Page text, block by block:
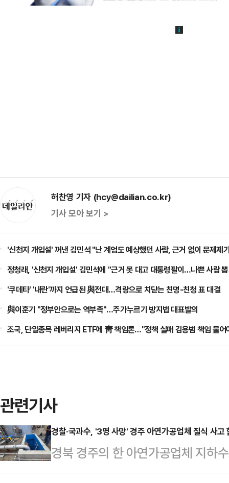
허찬영 기자 (hcy@dailian.co.kr)
기사 모아 보기 >
'신천지 개입설' 꺼낸 김민석 "난 계엄도 예상했던 사람, 근거 없이 문제제
정청래, '신천지 개입설' 김민석에 "근거 못 대고 대통령팔이…나쁜 사람
'쿠데타' '내란'까지 언급된 與전대…격랑으로 치닫는 친명-친청 표 대결
與이훈기 "정부안으로는 역부족"…주가누르기 방지법 대표발의
조국, 단일종목 레버리지 ETF에 靑 책임론…"정책 실패 김용범 책임 물어
관련기사
경찰·국과수, '3명 사망' 경주 아연가공업체 질식 사고
경북 경주의 한 아연가공업체 지하
3명이 숨진 사고와 관련해 관계 당